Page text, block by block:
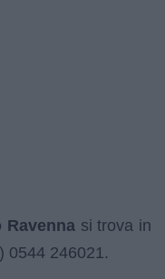
Ravenna si trova in
0544 246021.